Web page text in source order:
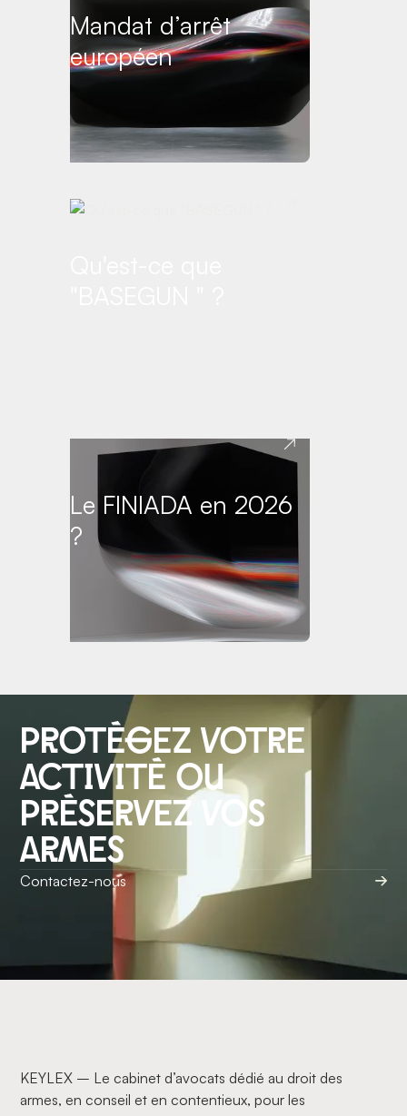
Mandat d’arrêt
européen
Le FINIADA en 2026
?
protégez votre
activité ou
préservez vos
armes
Contactez-nous
KEYLEX – Le cabinet d’avocats dédié au droit des
armes, en conseil et en contentieux, pour les